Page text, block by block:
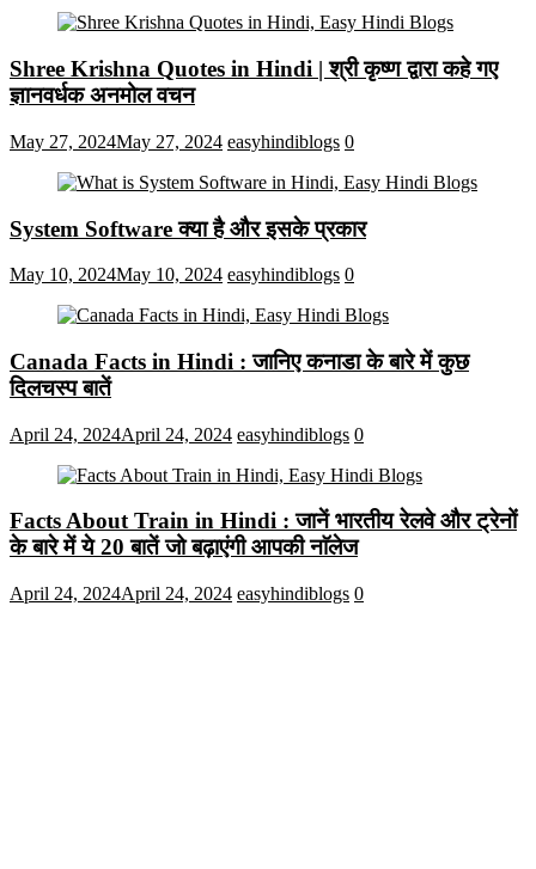
Shree Krishna Quotes in Hindi | श्री कृष्ण द्वारा कहे गए
ज्ञानवर्धक अनमोल वचन
May 27, 2024May 27, 2024 easyhindiblogs 0
System Software क्या है और इसके प्रकार
May 10, 2024May 10, 2024 easyhindiblogs 0
Canada Facts in Hindi : जानिए कनाडा के बारे में कुछ
दिलचस्प बातें
April 24, 2024April 24, 2024 easyhindiblogs 0
Facts About Train in Hindi : जानें भारतीय रेलवे और ट्रेनों
के बारे में ये 20 बातें जो बढ़ाएंगी आपकी नाॅलेज
April 24, 2024April 24, 2024 easyhindiblogs 0